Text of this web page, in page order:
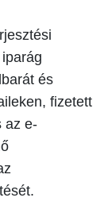
és
fizetett
az e-